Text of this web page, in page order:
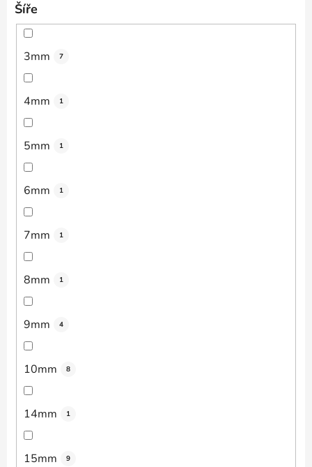
Šíře
3mm 7
4mm 1
5mm 1
6mm 1
7mm 1
8mm 1
9mm 4
10mm 8
14mm 1
15mm 9